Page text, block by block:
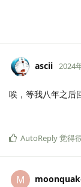
ascii 2024
唉，等我八年之后
AutoReply觉得
M